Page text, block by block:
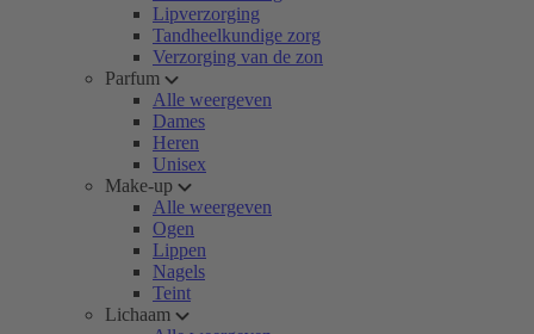
Lipverzorging
Tandheelkundige zorg
Verzorging van de zon
Parfum
Alle weergeven
Dames
Heren
Unisex
Make-up
Alle weergeven
Ogen
Lippen
Nagels
Teint
Lichaam